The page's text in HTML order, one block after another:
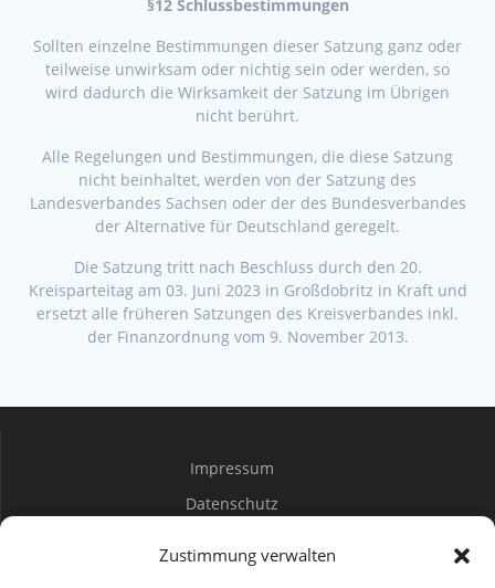
Zustimmung verwalten
§12 Schlussbestimmungen
Sollten einzelne Bestimmungen dieser Satzung ganz oder
teilweise unwirksam oder nichtig sein oder werden, so
wird dadurch die Wirksamkeit der Satzung im Übrigen
nicht berührt.
Alle Regelungen und Bestimmungen, die diese Satzung
nicht beinhaltet, werden von der Satzung des
Landesverbandes Sachsen oder der des Bundesverbandes
der Alternative für Deutschland geregelt.
Die Satzung tritt nach Beschluss durch den 20.
Kreisparteitag am 03. Juni 2023 in Großdobritz in Kraft und
ersetzt alle früheren Satzungen des Kreisverbandes inkl.
der Finanzordnung vom 9. November 2013.
Impressum
Datenschutz